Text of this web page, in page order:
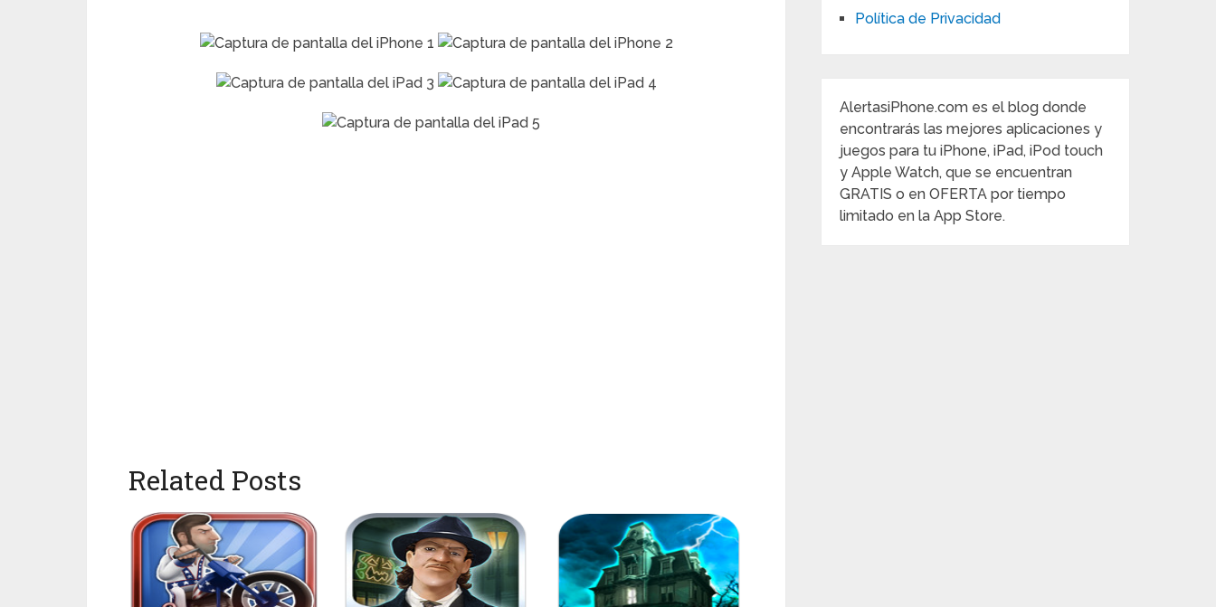
Related Posts
Política de Privacidad
AlertasiPhone.com es el blog donde
encontrarás las mejores aplicaciones y
juegos para tu iPhone, iPad, iPod touch
y Apple Watch, que se encuentran
GRATIS o en OFERTA por tiempo
limitado en la App Store.